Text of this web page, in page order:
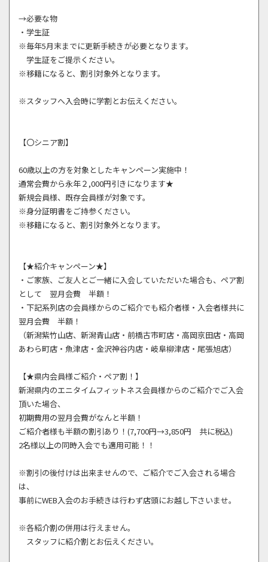
→必要な物
・学生証
※毎年5月末までに更新手続きが必要となります。
学生証をご提示ください。
※移籍になると、割引対象外となります。
※スタッフへ入会時に学割とお伝えください。
【〇シニア割】
60歳以上の方を対象としたキャンペーン実施中！
通常会費から永年２,000円引きになります★
新規会員様、既存会員様が対象です。
※身分証明書をご持参ください。
※移籍になると、割引対象外となります。
【★紹介キャンペーン★】
・ご家族、ご友人とご一緒に入会していただいた場合も、ペア割
として 翌月会費 半額！
・下記系列店の会員様からのご紹介でも紹介者様・入会者様共に
翌月会費 半額！
（新潟紫竹山店、新潟青山店・前橋古市町店・高岡京田店・高岡
あわら町店・魚津店・金沢神谷内店・岐阜柳津店・尾張旭店）
【★県内会員様ご紹介・ペア割！】
新潟県内のエニタイムフィットネス会員様からのご紹介でご入会
頂いた場合、
初期費用の翌月会費がなんと半額！
ご紹介者様も半額の割引あり！(7,700円→3,850円 共に税込)
2名様以上の同時入会でも適用可能！！
※割引の後付けは出来ませんので、ご紹介でご入会される場合
は、
事前にWEB入会のお手続きは行わず店頭にお越し下さいませ。
※各紹介割の併用は行えません。
スタッフに紹介割とお伝えください。